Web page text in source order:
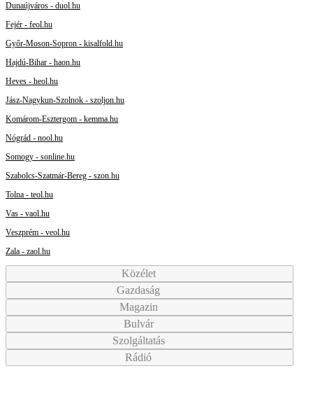
Dunaújváros - duol.hu
Fejér - feol.hu
Győr-Moson-Sopron - kisalfold.hu
Hajdú-Bihar - haon.hu
Heves - heol.hu
Jász-Nagykun-Szolnok - szoljon.hu
Komárom-Esztergom - kemma.hu
Nógrád - nool.hu
Somogy - sonline.hu
Szabolcs-Szatmár-Bereg - szon.hu
Tolna - teol.hu
Vas - vaol.hu
Veszprém - veol.hu
Zala - zaol.hu
Közélet
Gazdaság
Magazin
Bulvár
Szolgáltatás
Rádió